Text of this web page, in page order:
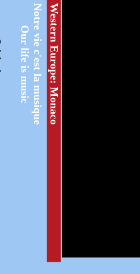
Western Europe: Monaco
Notre vie c'est la musique
Our life is music